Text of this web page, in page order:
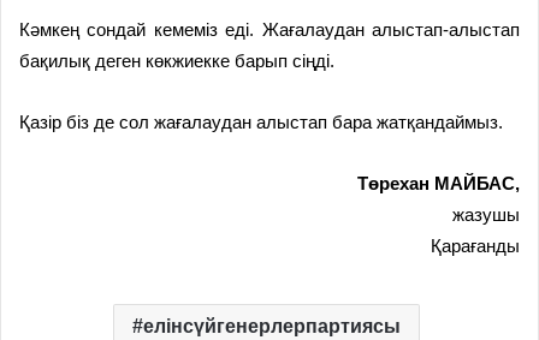
Кәмкең сондай кемеміз еді. Жағалаудан алыстап-алыстап
ба­­қилық деген көкжиекке барып сіңді.
Қазір біз де сол жағалаудан алыстап бара жатқандаймыз.
Төрехан МАЙБАС,
жазушы
Қарағанды
елінсүйгенерлерпартиясы